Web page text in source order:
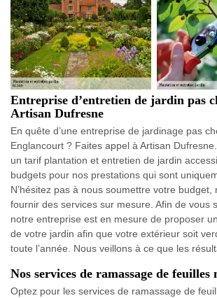
Entreprise d’entretien de jardin pas
Artisan Dufresne
En quête d’une entreprise de jardinage pas
Englancourt ? Faites appel à Artisan
un tarif plantation et entretien de jardin
budgets pour nos prestations qui sont
N’hésitez pas à nous soumettre votre budget,
fournir des services sur mesure. Afin de vous
notre entreprise est en mesure de proposer
de votre jardin afin que votre extérieur soit
toute l’année. Nous veillons à ce que les
Nos services de ramassage de feuilles
Optez pour les services de ramassage de